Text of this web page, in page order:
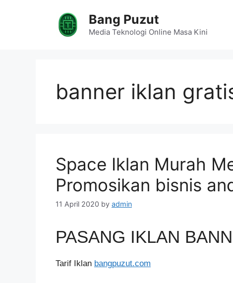
Bang Puzut
Media Teknologi Online Masa Kini
banner iklan
Space Iklan Murah
Promosikan bisnis
11 April 2020 by admin
PASANG IKLAN
Tarif Iklan bangpuzut.com